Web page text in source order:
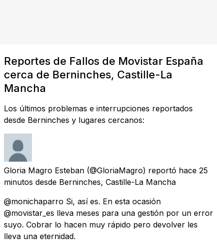
Reportes de Fallos de Movistar España
cerca de Berninches, Castille-La
Mancha
Los últimos problemas e interrupciones reportados
desde Berninches y lugares cercanos:
Gloria Magro Esteban (@GloriaMagro) reportó hace 25
minutos desde Berninches, Castille-La Mancha
@monichaparro Si, así es. En esta ocasión
@movistar_es lleva meses para una gestión por un error
suyo. Cobrar lo hacen muy rápido pero devolver les
lleva una eternidad.